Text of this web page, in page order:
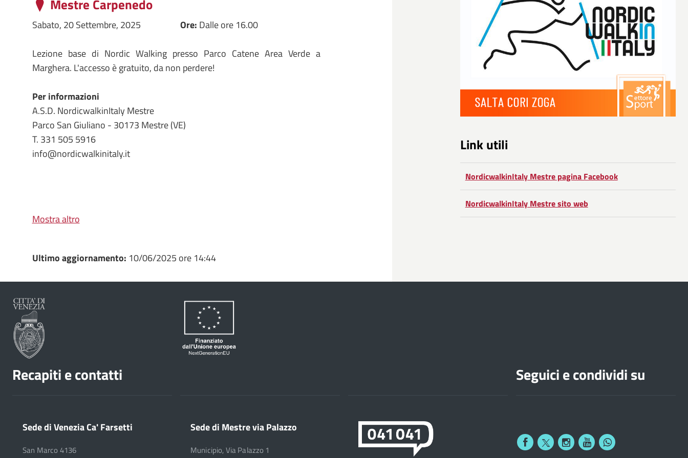
Mestre Carpenedo
Sabato, 20 Settembre, 2025 Ore: Dalle ore 16.00
Lezione base di Nordic Walking presso Parco Catene Area Verde a
Marghera. L'accesso è gratuito, da non perdere!
Per informazioni
A.S.D. NordicwalkinItaly Mestre
Parco San Giuliano - 30173 Mestre (VE)
T. 331 505 5916
info@nordicwalkinitaly.it
Mostra altro
Link utili
NordicwalkinItaly Mestre pagina Facebook
NordicwalkinItaly Mestre sito web
Ultimo aggiornamento: 10/06/2025 ore 14:44
Recapiti e contatti
Sede di Venezia Ca' Farsetti
San Marco 4136
Sede di Mestre via Palazzo
Municipio, Via Palazzo 1
Seguici e condividi su